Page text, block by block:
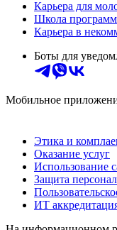
Карьера для
Школа
Карьера в
Боты для
Мобильное
Этика и
Оказание услуг
Использование
Защита
ИТ